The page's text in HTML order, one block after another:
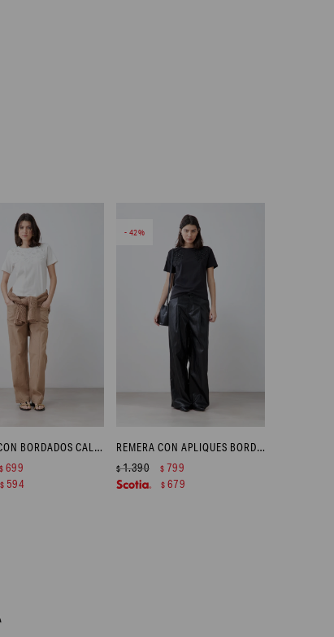
REMERA CON BORDADOS CALADOS - CRUDO
$ 699
$ 594
42
REMERA CON APLIQUES BORDADOS - NEGRO
$1.390 $ 799
$ 679